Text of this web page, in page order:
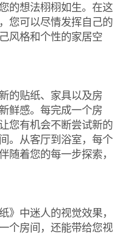
的想法栩栩如生。在这
您可以尽情发挥自己的
风格和个性的家居空
的贴纸、家具以及房
鲜感。每完成一个房
您有机会不断尝试新的
。从客厅到浴室，每个
随着您的每一步探索，
》中迷人的视觉效果，
个房间，还能带给您视